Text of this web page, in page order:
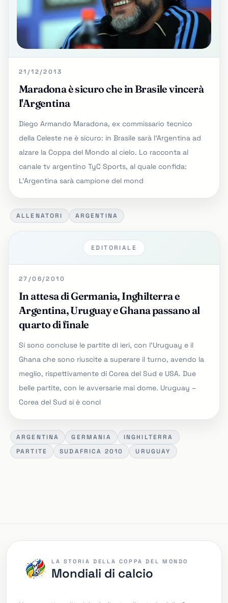
21/12/2013
Maradona è sicuro che in Brasile vincerà
l'Argentina
Diego Armando Maradona, ex commissario tecnico
della Celeste ne è sicuro: in Brasile sarà l'Argentina ad
alzare la Coppa del Mondo al cielo. Lo racconta al
canale tv argentino TyC Sports, al quale confida:
L'Argentina sarà campione del mond
ALLENATORI ARGENTINA
EDITORIALE
27/06/2010
In attesa di Germania, Inghilterra e
Argentina, Uruguay e Ghana passano al
quarto di finale
Si sono concluse le partite di ieri, con l’Uruguay e il
Ghana che sono riuscite a superare il turno, avendo la
meglio, rispettivamente di Corea del Sud e USA. Due
belle partite, con le avversarie mai dome. Uruguay –
Corea del Sud si è concl
ARGENTINA GERMANIA
INGHILTERRA
PARTITE
SUDAFRICA 2010 URUGUAY
LA STORIA DELLA COPPA DEL MONDO
Mondiali di calcio